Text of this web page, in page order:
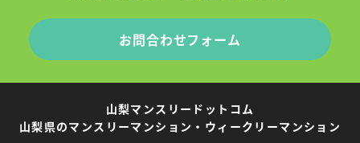
お問合わせフォーム
山梨マンスリードットコム
山梨県のマンスリーマンション・ウィークリーマンション